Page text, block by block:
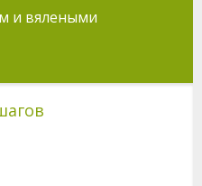
и вялеными